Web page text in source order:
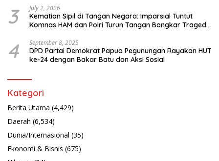
3 July 2, 2026
Kematian Sipil di Tangan Negara: Imparsial Tuntut
Komnas HAM dan Polri Turun Tangan Bongkar Tragedi
4 September 8, 2025
DPD Partai Demokrat Papua Pegunungan Rayakan HUT
ke-24 dengan Bakar Batu dan Aksi Sosial
Kategori
Berita Utama (4,429)
Daerah (6,534)
Dunia/Internasional (35)
Ekonomi & Bisnis (675)